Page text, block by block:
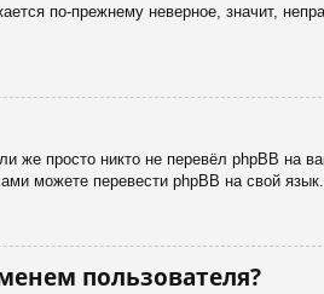
по-прежнему неверное, значит,
же просто никто не перевёл phpBB на
можете перевести phpBB на свой
пользователя?